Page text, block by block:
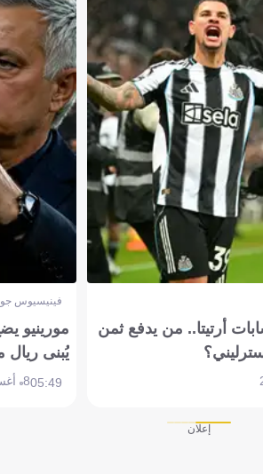
أرتيتا.. من يدفع ثمن
فينيسيوس
مورينيو
يُبنى ريال
05:498 أغسطس 2026
إعلان